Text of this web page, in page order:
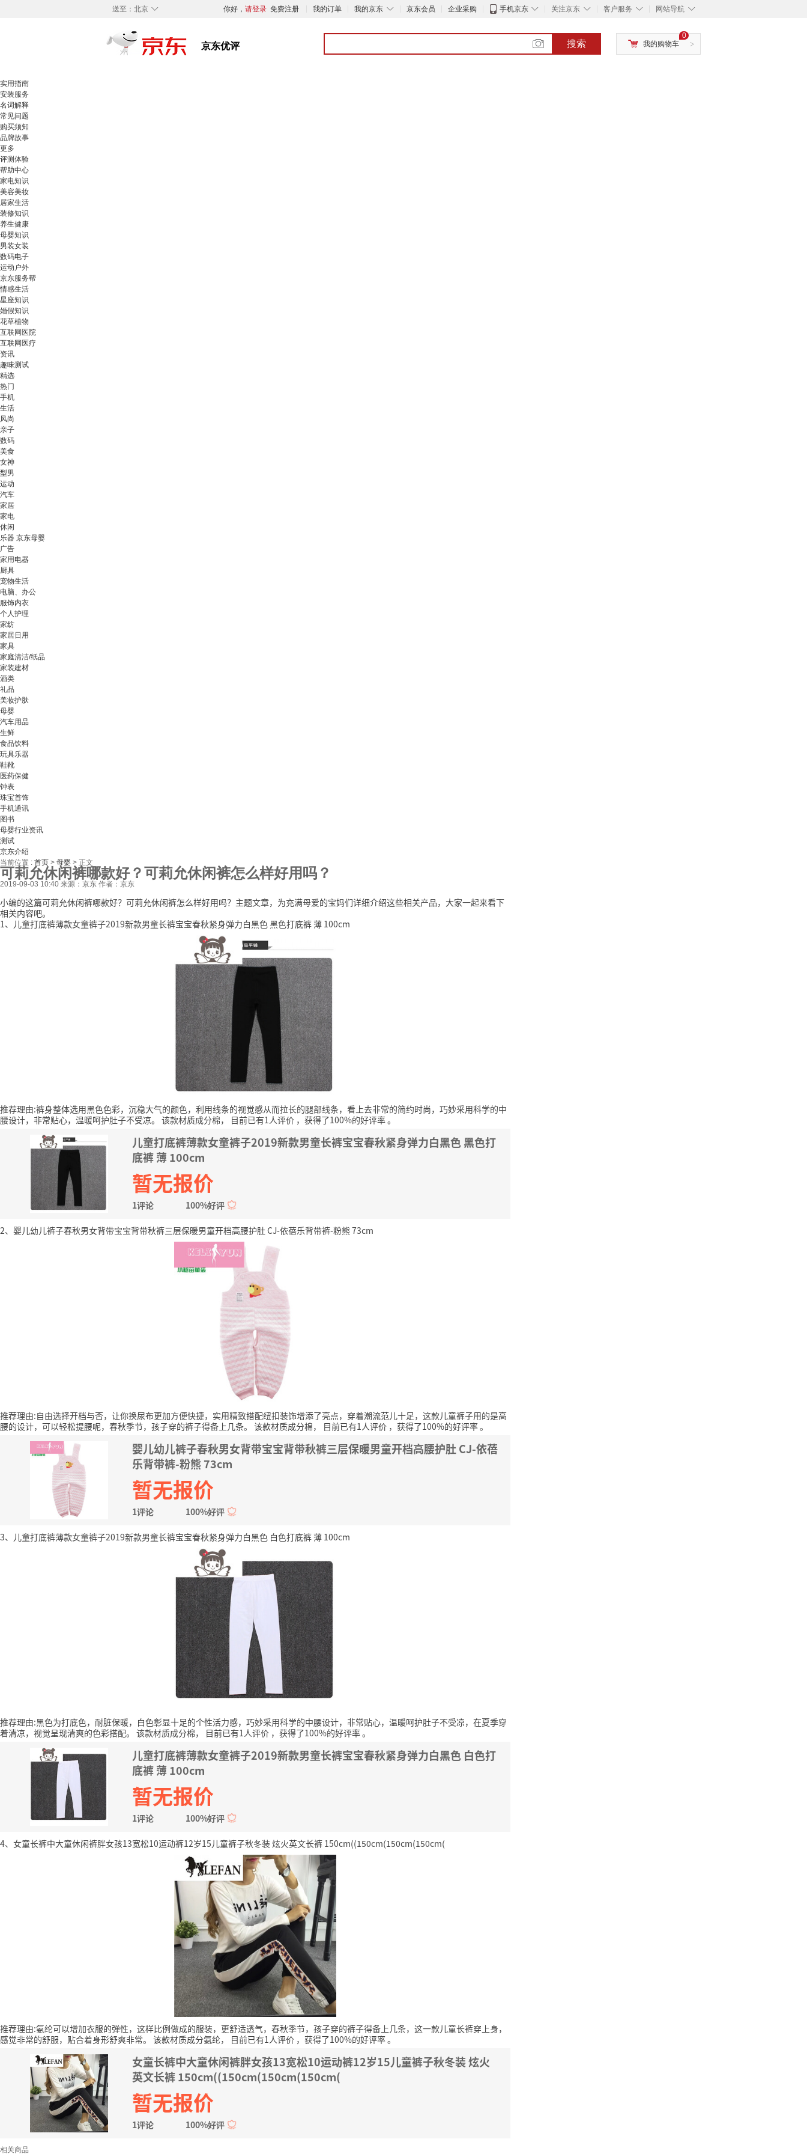
◇
送至： 北京 你好， 请登录 免费注册 我的订单 ◇
我的京东 京东会员 企业采购 ◇
手机京东 ◇
关注京东 ◇
客户服务 ◇
网站导航
搜索 >
0
我的购物车
实用指南
安装服务
名词解释
常见问题
购买须知
品牌故事
更多
评测体验
帮助中心
家电知识
美容美妆
居家生活
装修知识
养生健康
母婴知识
男装女装
数码电子
运动户外
京东服务帮
情感生活
星座知识
婚假知识
花草植物
互联网医院
互联网医疗
资讯
趣味测试
精选
热门
手机
生活
风尚
亲子
数码
美食
女神
型男
运动
汽车
家居
家电
休闲
乐器 京东母婴
广告
家用电器
厨具
宠物生活
电脑、办公
服饰内衣
个人护理
家纺
家居日用
家具
家庭清洁/纸品
家装建材
酒类
礼品
美妆护肤
母婴
汽车用品
生鲜
食品饮料
玩具乐器
鞋靴
医药保健
钟表
珠宝首饰
手机通讯
图书
母婴行业资讯
测试
京东介绍
当前位置 : 首页 > 母婴 > 正文
可莉允休闲裤哪款好？可莉允休闲裤怎么样好用吗？
2019-09-03 10:40 来源：京东 作者：京东
小编的这篇可莉允休闲裤哪款好？可莉允休闲裤怎么样好用吗？主题文章，为充满母爱的宝妈们详细介绍这些相关产品，大家一起来看下
相关内容吧。
1、儿童打底裤薄款女童裤子2019新款男童长裤宝宝春秋紧身弹力白黑色 黑色打底裤 薄 100cm
推荐理由:裤身整体选用黑色色彩，沉稳大气的颜色，利用线条的视觉感从而拉长的腿部线条，看上去非常的简约时尚，巧妙采用科学的中
腰设计，非常贴心，温暖呵护肚子不受凉。 该款材质成分棉， 目前已有1人评价 ，获得了100%的好评率。
儿童打底裤薄款女童裤子2019新款男童长裤宝宝春秋紧身弹力白黑色 黑色打
底裤 薄 100cm
暂无报价
1评论 100%好评
2、婴儿幼儿裤子春秋男女背带宝宝背带秋裤三层保暖男童开档高腰护肚 CJ-依蓓乐背带裤-粉熊 73cm
推荐理由:自由选择开档与否，让你换尿布更加方便快捷，实用精致搭配纽扣装饰增添了亮点，穿着潮流范儿十足，这款儿童裤子用的是高
腰的设计，可以轻松提腰呢，春秋季节，孩子穿的裤子得备上几条。 该款材质成分棉， 目前已有1人评价 ，获得了100%的好评率。
婴儿幼儿裤子春秋男女背带宝宝背带秋裤三层保暖男童开档高腰护肚 CJ-依蓓
乐背带裤-粉熊 73cm
暂无报价
1评论 100%好评
3、儿童打底裤薄款女童裤子2019新款男童长裤宝宝春秋紧身弹力白黑色 白色打底裤 薄 100cm
推荐理由:黑色为打底色，耐脏保暖，白色彰显十足的个性活力感，巧妙采用科学的中腰设计，非常贴心，温暖呵护肚子不受凉，在夏季穿
着清凉，视觉呈现清爽的色彩搭配。 该款材质成分棉， 目前已有1人评价 ，获得了100%的好评率。
儿童打底裤薄款女童裤子2019新款男童长裤宝宝春秋紧身弹力白黑色 白色打
底裤 薄 100cm
暂无报价
1评论 100%好评
4、女童长裤中大童休闲裤胖女孩13宽松10运动裤12岁15儿童裤子秋冬装 炫火英文长裤 150cm((150cm(150cm(150cm(
推荐理由:氨纶可以增加衣服的弹性，这样比例做成的服装，更舒适透气，春秋季节，孩子穿的裤子得备上几条，这一款儿童长裤穿上身，
感觉非常的舒服，贴合着身形舒爽非常。 该款材质成分氨纶， 目前已有1人评价 ，获得了100%的好评率。
女童长裤中大童休闲裤胖女孩13宽松10运动裤12岁15儿童裤子秋冬装 炫火
英文长裤 150cm((150cm(150cm(150cm(
暂无报价
1评论 100%好评
相关商品